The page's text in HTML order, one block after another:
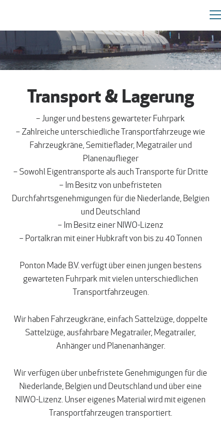
Transport & Lagerung
– Junger und bestens gewarteter Fuhrpark
– Zahlreiche unterschiedliche Transportfahrzeuge wie
Fahrzeugkräne, Semitieflader, Megatrailer und
Planenauflieger
– Sowohl Eigentransporte als auch Transporte für Dritte
– Im Besitz von unbefristeten
Durchfahrtsgenehmigungen für die Niederlande, Belgien
und Deutschland
– Im Besitz einer NIWO-Lizenz
– Portalkran mit einer Hubkraft von bis zu 40 Tonnen
Ponton Made B.V. verfügt über einen jungen bestens
gewarteten Fuhrpark mit vielen unterschiedlichen
Transportfahrzeugen.
Wir haben Fahrzeugkräne, einfach Sattelzüge, doppelte
Sattelzüge, ausfahrbare Megatrailer, Megatrailer,
Anhänger und Planenanhänger.
Wir verfügen über unbefristete Genehmigungen für die
Niederlande, Belgien und Deutschland und über eine
NIWO-Lizenz. Unser eigenes Material wird mit eigenen
Transportfahrzeugen transportiert.